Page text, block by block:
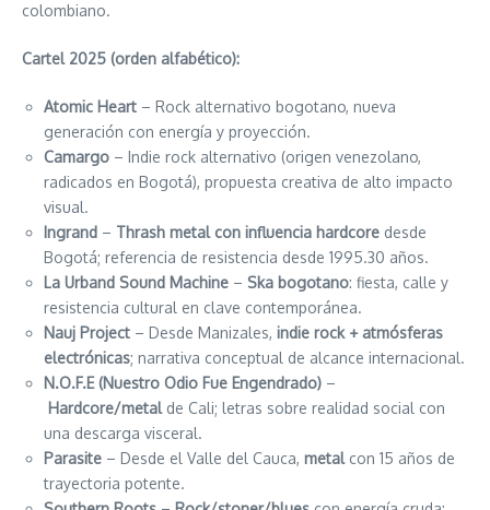
colombiano.
Cartel 2025 (orden alfabético):
Atomic Heart – Rock alternativo bogotano, nueva
generación con energía y proyección.
Camargo – Indie rock alternativo (origen venezolano,
radicados en Bogotá), propuesta creativa de alto impacto
visual.
Ingrand – Thrash metal con influencia hardcore desde
Bogotá; referencia de resistencia desde 1995.30 años.
La Urband Sound Machine – Ska bogotano: fiesta, calle y
resistencia cultural en clave contemporánea.
Nauj Project – Desde Manizales, indie rock + atmósferas
electrónicas; narrativa conceptual de alcance internacional.
N.O.F.E (Nuestro Odio Fue Engendrado) –
Hardcore/metalde Cali; letras sobre realidad social con
una descarga visceral.
Parasite – Desde el Valle del Cauca, metalcon 15 años de
trayectoria potente.